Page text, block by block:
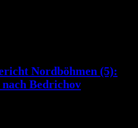
Nordböhmen (5):
Bedrichov